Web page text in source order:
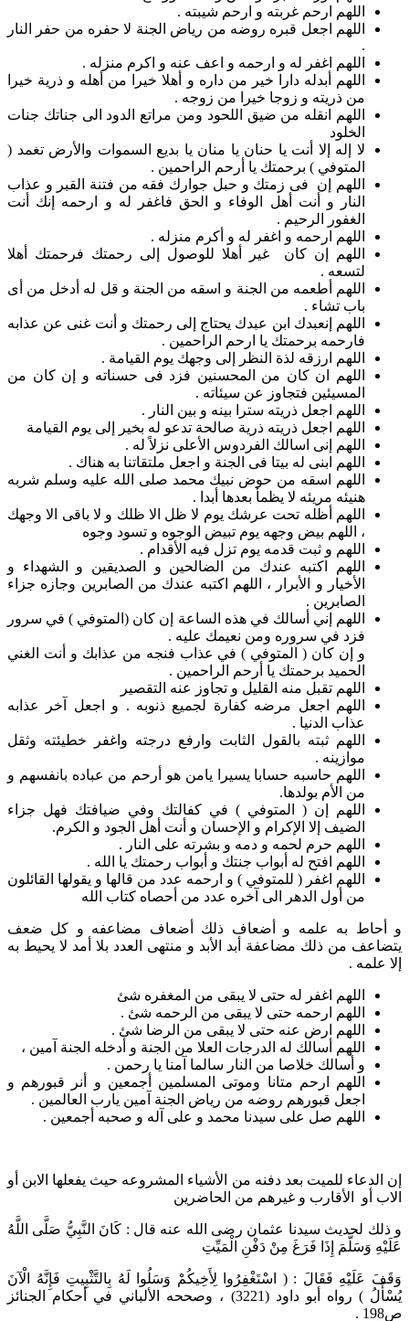
اللهم ارحم غربته و ارحم شيبته .
اللهم اجعل قبره روضه من رياض الجنة لا حفره من حفر النار
.
اللهم اغفر له و ارحمه و اعف عنه و اكرم منزله .
اللهم أبدله دارا خير من داره و أهلا خيرا من أهله و ذرية خيرا
من ذريته و زوجا خيرا من زوجه .
اللهم انقله من ضيق اللحود ومن مراتع الدود الى جناتك جنات
الخلود
لا إله إلا أنت يا حنان يا منان يا بديع السموات والأرض تغمد (
المتوفي ) برحمتك يا أرحم الراحمين .
اللهم إن فى زمتك و حبل جوارك فقه من فتنة القبر و عذاب
النار و أنت أهل الوفاء و الحق فاغفر له و ارحمه إنك أنت
الغفور الرحيم .
اللهم ارحمه و اغفر له و أكرم منزله .
اللهم إن كان غير أهلا للوصول إلى رحمتك فرحمتك أهلا
لتسعه .
اللهم أطعمه من الجنة و اسقه من الجنة و قل له أدخل من أى
باب تشاء .
اللهم إنعبدك ابن عبدك يحتاج إلى رحمتك و أنت غنى عن عذابه
فارحمه برحمتك يا ارحم الراحمين .
اللهم ارزقه لذة النظر إلى وجهك يوم القيامة .
اللهم ان كان من المحسنين فزد فى حسناته و إن كان من
المسيئين فتجاوز عن سيئاته .
اللهم اجعل ذريته سترا بينه و بين النار .
اللهم اجعل ذريته ذرية صالحة تدعو له بخير إلى يوم القيامة
اللهم إنى اسالك الفردوس الأعلى نزلاً له .
اللهم ابنى له بيتا فى الجنة و اجعل ملتقاتنا به هناك .
اللهم اسقه من حوض نبيك محمد صلى الله عليه وسلم شربه
هنيئه مريئه لا يظمأ بعدها أبدا .
اللهم أظله تحت عرشك يوم لا ظل الا ظلك و لا باقى الا وجهك
، اللهم بيض وجهه يوم تبيض الوجوه و تسود وجوه
اللهم و ثبت قدمه يوم تزل فيه الأقدام .
اللهم اكتبه عندك من الضالحين و الصديقين و الشهداء و
الأخيار و الأبرار ، اللهم اكتبه عندك من الصابرين وجازه جزاء
الصابرين .
اللهم إني أسالك في هذه الساعة إن كان (المتوفي ) في سرور
فزد في سروره ومن نعيمك عليه .
و إن كان ( المتوفي ) في عذاب فنجه من عذابك و أنت الغني
الحميد برحمتك يا أرحم الراحمين .
اللهم تقبل منه القليل و تجاوز عنه التقصير
اللهم اجعل مرضه كفارة لجميع ذنوبه . و اجعل آخر عذابه
عذاب الدنيا .
اللهم ثبته بالقول الثابت وارفع درجته واغفر خطيئته وثقل
موازينه .
اللهم حاسبه حسابا يسيرا يامن هو أرحم من عباده بانفسهم و
من الأم بولدها.
اللهم إن ( المتوفي ) في كفالتك وفي ضيافتك فهل جزاء
الضيف إلا الإكرام و الإحسان و أنت أهل الجود و الكرم.
اللهم حرم لحمه و دمه و بشرته على النار .
اللهم افتح له أبواب جنتك و أبواب رحمتك يا الله .
اللهم اغفر ( للمتوفي ) و ارحمه عدد من قالها و يقولها القائلون
من أول الدهر الى آخره عدد من أحصاه كتاب الله
و أحاط به علمه و أضعاف ذلك أضعاف مضاعفه و كل ضعف
يتضاعف من ذلك مضاعفة أبد الأبد و منتهى العدد بلا أمد لا يحيط به
إلا علمه .
اللهم اغفر له حتى لا يبقى من المغفره شئ
اللهم ارحمه حتى لا يبقى من الرحمه شئ .
اللهم ارض عنه حتى لا يبقى من الرضا شئ .
اللهم أسالك له الدرجات العلا من الجنة و أدخله الجنة آمين ،
و أسالك خلاصا من النار سالما آمنا يا رحمن .
اللهم ارحم متانا وموتى المسلمين أجمعين و أنر قبورهم و
اجعل قبورهم روضه من رياض الجنة آمين يارب العالمين .
اللهم صل على سيدنا محمد و على آله و صحبه أجمعين .
إن الدعاء للميت بعد دفنه من الأشياء المشروعه حيث يفعلها الابن أو
الاب أو الأقارب و غيرهم من الحاضرين
و ذلك لحديث سيدنا عثمان رضى الله عنه قال : كَانَ النَّبِيُّ صَلَّى اللَّهُ
عَلَيْهِ وَسَلَّمَ إِذَا فَرَغَ مِنْ دَفْنِ الْمَيِّتِ
وَقَفَ عَلَيْهِ فَقَالَ : ( اسْتَغْفِرُوا لِأَخِيكُمْ وَسَلُوا لَهُ بِالتَّثْبِيتِ فَإِنَّهُ الْآنَ
يُسْأَلُ ) رواه أبو داود (3221) ، وصححه الألباني في أحكام الجنائز
ص198 .